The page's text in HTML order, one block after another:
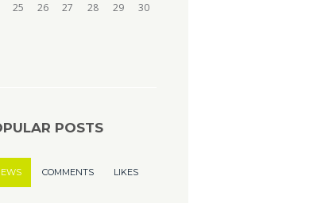
25 26 27 28 29 30
POSTS
COMMENTS LIKES